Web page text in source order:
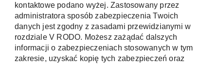
kontaktowe podano wyżej. Zastosowany przez
administratora sposób zabezpieczenia Twoich
danych jest zgodny z zasadami przewidzianymi w
rozdziale V RODO. Możesz zażądać dalszych
informacji o zabezpieczeniach stosowanych w tym
zakresie, uzyskać kopię tych zabezpieczeń oraz